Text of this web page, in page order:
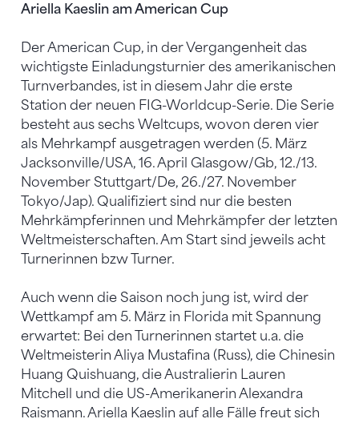
Ariella Kaeslin am American Cup
Der American Cup, in der Vergangenheit das
wichtigste Einladungsturnier des amerikanischen
Turnverbandes, ist in diesem Jahr die erste
Station der neuen FIG-Worldcup-Serie. Die Serie
besteht aus sechs Weltcups, wovon deren vier
als Mehrkampf ausgetragen werden (5. März
Jacksonville/USA, 16. April Glasgow/Gb, 12./13.
November Stuttgart/De, 26./27. November
Tokyo/Jap). Qualifiziert sind nur die besten
Mehrkämpferinnen und Mehrkämpfer der letzten
Weltmeisterschaften. Am Start sind jeweils acht
Turnerinnen bzw Turner.
Auch wenn die Saison noch jung ist, wird der
Wettkampf am 5. März in Florida mit Spannung
erwartet: Bei den Turnerinnen startet u.a. die
Weltmeisterin Aliya Mustafina (Russ), die Chinesin
Huang Quishuang, die Australierin Lauren
Mitchell und die US-Amerikanerin Alexandra
Raismann. Ariella Kaeslin auf alle Fälle freut sich